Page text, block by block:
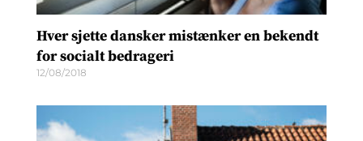
Hver sjette dansker mistænker en bekendt
for socialt bedrageri
12/08/2018